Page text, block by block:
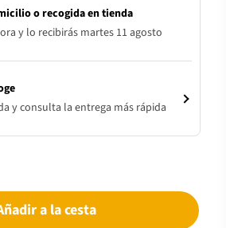
o recogida en tienda
y lo recibirás martes 11 agosto
y consulta la entrega más rápida
a la cesta